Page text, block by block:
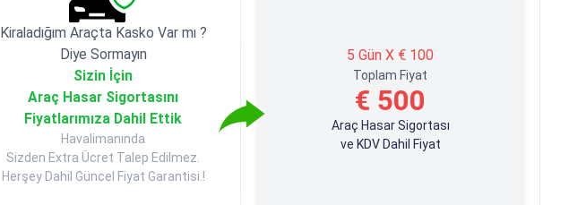
Kiraladığım Araçta Kasko Var mı ?
Diye Sormayın
Sizin İçin
Araç Hasar Sigortasını
Fiyatlarımıza Dahil Ettik
Havalimanında
Sizden Extra Ücret Talep Edilmez.
Herşey Dahil Güncel Fiyat Garantisi.!
5 Gün X € 100
Toplam Fiyat
€ 500
Araç Hasar Sigortası
ve KDV Dahil Fiyat